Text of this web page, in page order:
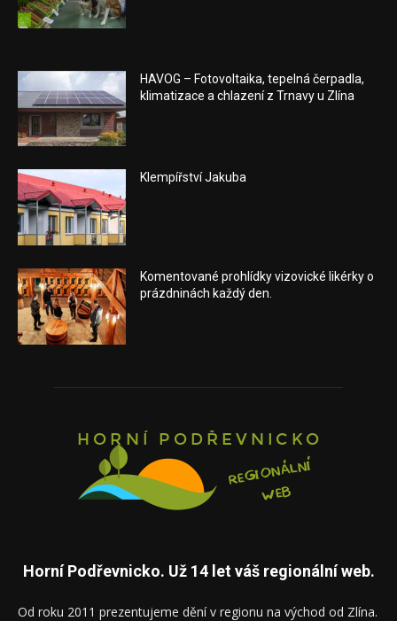
HAVOG – Fotovoltaika, tepelná čerpadla,
klimatizace a chlazení z Trnavy u Zlína
Klempířství Jakuba
Komentované prohlídky vizovické likérky o
prázdninách každý den.
Horní Podřevnicko. Už 14 let váš regionální web.
Od roku 2011 prezentujeme dění v regionu na východ od Zlína.